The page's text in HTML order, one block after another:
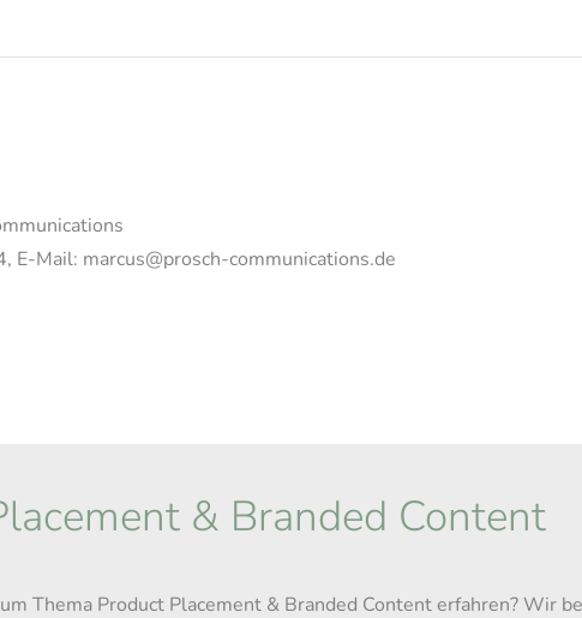
Mail: marcus@prosch-communications.de
& Branded Content
Thema Product Placement & Branded Content erfahren? Wir